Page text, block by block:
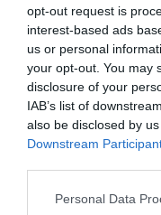
opt-out request is
interest-based ads
us or personal
your opt-out. You may
disclosure of your
IAB’s list of
also be disclosed by
Downstream
Personal Data
Índex
Compartir